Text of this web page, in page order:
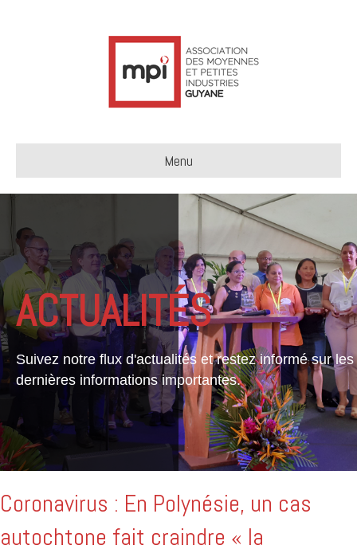
Menu
ACTUALITÉS
Suivez notre flux d'actualités et restez informé sur les
dernières informations importantes.
Coronavirus : En Polynésie, un cas
autochtone fait craindre « la